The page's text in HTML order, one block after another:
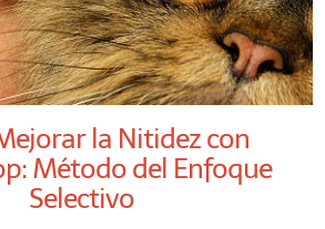
la Nitidez con
Método del Enfoque
Selectivo